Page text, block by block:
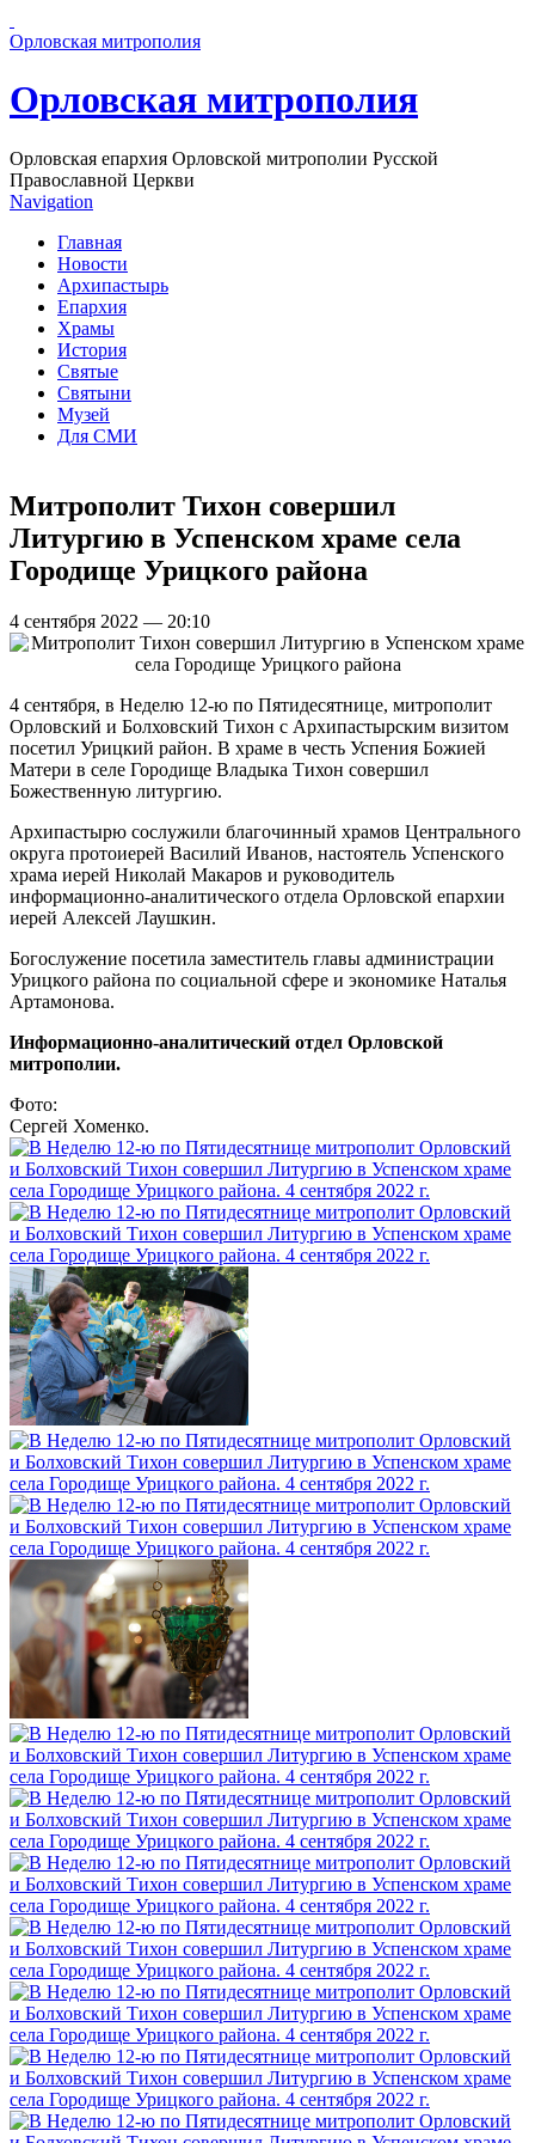
Орловская митрополия
Орловская митрополия
Орловская епархия Орловской митрополии Русской
Православной Церкви
Navigation
Главная
Новости
Архипастырь
Епархия
Храмы
История
Святые
Святыни
Музей
Для СМИ
Митрополит Тихон совершил
Литургию в Успенском храме села
Городище Урицкого района
4 сентября 2022 — 20:10
4 сентября, в Неделю 12-ю по Пятидесятнице, митрополит
Орловский и Болховский Тихон с Архипастырским визитом
посетил Урицкий район. В храме в честь Успения Божией
Матери в селе Городище Владыка Тихон совершил
Божественную литургию.
Архипастырю сослужили благочинный храмов Центрального
округа протоиерей Василий Иванов, настоятель Успенского
храма иерей Николай Макаров и руководитель
информационно-аналитического отдела Орловской епархии
иерей Алексей Лаушкин.
Богослужение посетила заместитель главы администрации
Урицкого района по социальной сфере и экономике Наталья
Артамонова.
Информационно-аналитический отдел Орловской
митрополии.
Фото:
Сергей Хоменко.